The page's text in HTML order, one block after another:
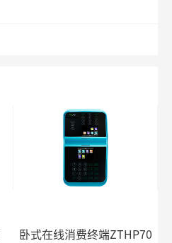
卧式在线消费终端ZTHP70